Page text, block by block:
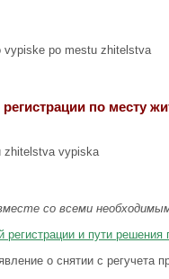
по месту
со всеми
и пути решения
о снятии с регучета